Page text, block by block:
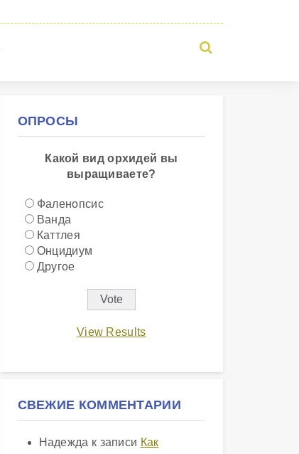
ОПРОСЫ
Какой вид орхидей вы
выращиваете?
Фаленопсис
Ванда
Каттлея
Онцидиум
Другое
View Results
СВЕЖИЕ КОММЕНТАРИИ
Надежда к записи Как